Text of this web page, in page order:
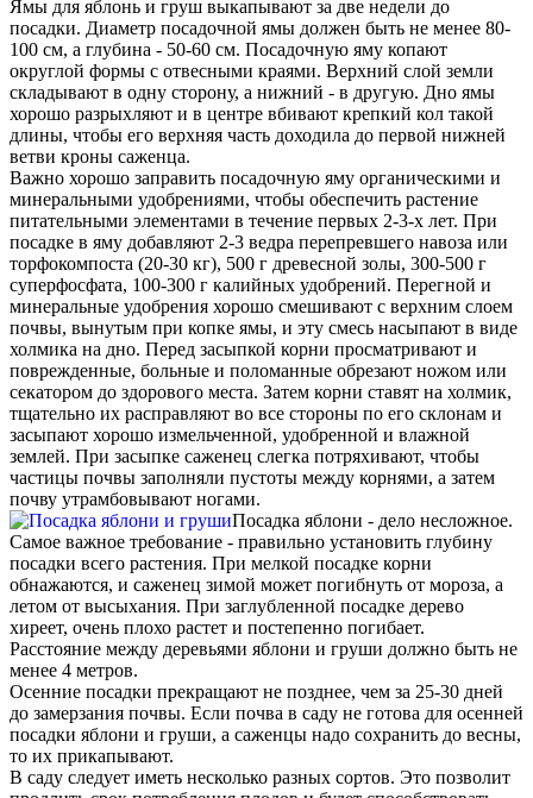
Ямы для яблонь и груш выкапывают за две недели до
посадки. Диаметр посадочной ямы должен быть не менее 80-
100 см, а глубина - 50-60 см. Посадочную яму копают
округлой формы с отвесными краями. Верхний слой земли
складывают в одну сторону, а нижний - в другую. Дно ямы
хорошо разрыхляют и в центре вбивают крепкий кол такой
длины, чтобы его верхняя часть доходила до первой нижней
ветви кроны саженца.
Важно хорошо заправить посадочную яму органическими и
минеральными удобрениями, чтобы обеспечить растение
питательными элементами в течение первых 2-3-х лет. При
посадке в яму добавляют 2-3 ведра перепревшего навоза или
торфокомпоста (20-30 кг), 500 г древесной золы, 300-500 г
суперфосфата, 100-300 г калийных удобрений. Перегной и
минеральные удобрения хорошо смешивают с верхним слоем
почвы, вынутым при копке ямы, и эту смесь насыпают в виде
холмика на дно. Перед засыпкой корни просматривают и
поврежденные, больные и поломанные обрезают ножом или
секатором до здорового места. Затем корни ставят на холмик,
тщательно их расправляют во все стороны по его склонам и
засыпают хорошо измельченной, удобренной и влажной
землей. При засыпке саженец слегка потряхивают, чтобы
частицы почвы заполняли пустоты между корнями, а затем
почву утрамбовывают ногами.
Посадка яблони - дело несложное.
Самое важное требование - правильно установить глубину
посадки всего растения. При мелкой посадке корни
обнажаются, и саженец зимой может погибнуть от мороза, а
летом от высыхания. При заглубленной посадке дерево
хиреет, очень плохо растет и постепенно погибает.
Расстояние между деревьями яблони и груши должно быть не
менее 4 метров.
Осенние посадки прекращают не позднее, чем за 25-30 дней
до замерзания почвы. Если почва в саду не готова для осенней
посадки яблони и груши, а саженцы надо сохранить до весны,
то их прикапывают.
В саду следует иметь несколько разных сортов. Это позволит